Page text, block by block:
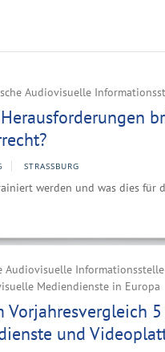
Audiovisuelle
STRASSBURG
werden und was dies
Audiovisuelle
Mediendienste in Europa
Vorjahresvergleich
und